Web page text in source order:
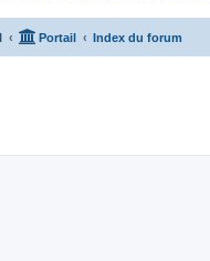
Portail Index du forum